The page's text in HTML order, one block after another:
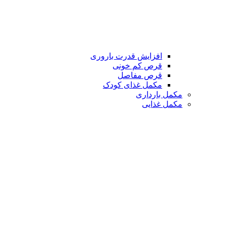
افزایش قدرت باروری
قرص کم خونی
قرص مفاصل
مکمل غذای کودک
مکمل بارداری
مکمل غذایی